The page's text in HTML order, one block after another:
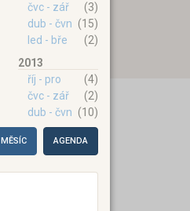
čvc - zář
(3)
dub - čvn (15)
led - bře
(2)
2013
říj - pro
(4)
čvc - zář
(2)
dub - čvn (10)
MĚSÍC AGENDA